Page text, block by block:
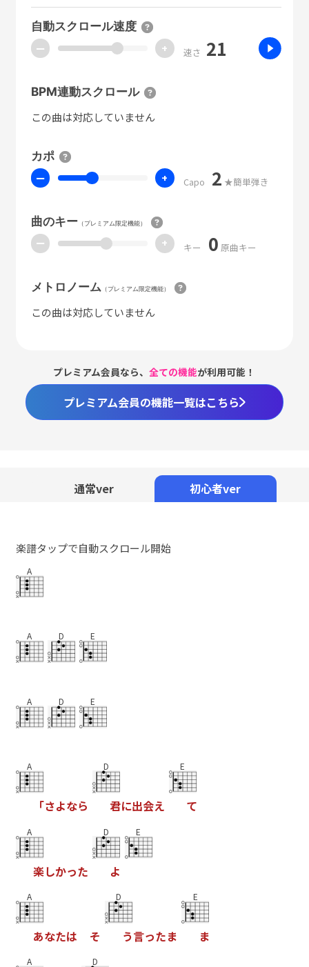
自動スクロール速度
ー + 速さ 21
BPM連動スクロール
この曲は対応していません
カポ
ー + Capo 2 ★簡単弾き
曲のキー（プレミアム限定機能）
ー + キー 0 原曲キー
メトロノーム （プレミアム限定機能）
この曲は対応していません
プレミアム会員なら、全ての機能が利用可能！
プレミアム会員の機能一覧はこちら
通常ver 初心者ver
楽譜タップで自動スクロール開始
A
A D E
A D E
A
「さよなら
D
君に出会え
E
て
A
楽しかった
D
よ
E
A
あなたは そ
D
う言ったま
E
ま
A D